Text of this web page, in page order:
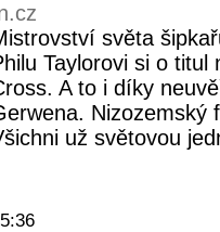
světa
Taylorovi si o
A to i díky
Nizozemský
už světovou